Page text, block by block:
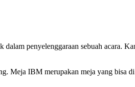
penyelenggaraan sebuah acara.
Meja IBM merupakan meja yang bisa